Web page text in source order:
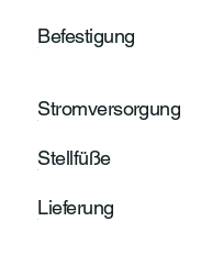
Befestigung
Stromversorgung
Stellfüße
Lieferung